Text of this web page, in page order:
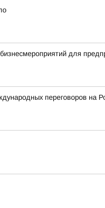
для
переговоров на